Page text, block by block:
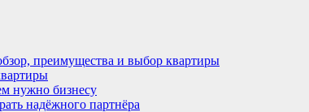
преимущества и выбор квартиры
нужно бизнесу
надёжного партнёра